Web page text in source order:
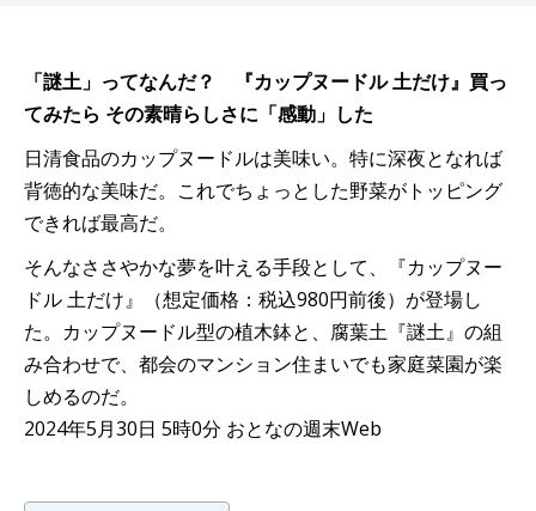
「謎土」ってなんだ？ 『カップヌードル 土だけ』買っ
てみたら その素晴らしさに「感動」した
日清食品のカップヌードルは美味い。特に深夜となれば
背徳的な美味だ。これでちょっとした野菜がトッピング
できれば最高だ。
そんなささやかな夢を叶える手段として、『カップヌー
ドル 土だけ』（想定価格：税込980円前後）が登場し
た。カップヌードル型の植木鉢と、腐葉土『謎土』の組
み合わせで、都会のマンション住まいでも家庭菜園が楽
しめるのだ。
2024年5月30日 5時0分 おとなの週末Web